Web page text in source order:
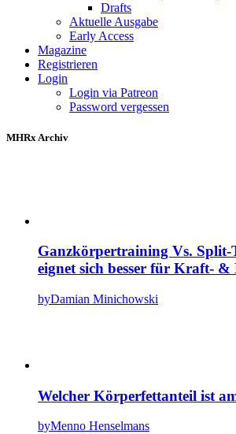
Drafts
Aktuelle Ausgabe
Early Access
Magazine
Registrieren
Login
Login via Patreon
Password vergessen
MHRx Archiv
Ganzkörpertraining Vs.
eignet sich besser für Kraft-
byDamian Minichowski
Welcher Körperfettanteil ist
byMenno Henselmans